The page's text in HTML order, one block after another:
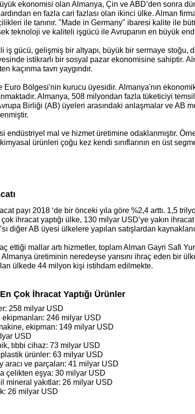
ekonomisi olan Almanya, Çin ve ABD’den sonra
en fazla cari fazlası olan ikinci ülke. Alman
ile tanınır. "Made in Germany" ibaresi kalite ile
teknoloji ve kaliteli işgücü ile Avrupanın en büyük
iş gücü, gelişmiş bir altyapı, büyük bir sermaye stoğu,
istikrarlı bir sosyal pazar ekonomisine sahiptir.
kaçınma tavrı yaygındır.
Euro Bölgesi'nin kurucu üyesidir. Almanya'nın
Almanya, 508 milyondan fazla tüketiciyi
Birliği (AB) üyeleri arasındaki anlaşmalar ve AB
endüstriyel mal ve hizmet üretimine odaklanmıştır.
ürünleri çoğu kez kendi sınıflarının en üst
payı 2018 ‘de bir önceki yıla göre %2,4 arttı. 1,5
çok ihracat yaptığı ülke, 130 milyar USD’ye yakın
diğer AB üyesi ülkelere yapılan satışlardan
ettiği mallar artı hizmetler, toplam Alman Gayri Safi
Almanya üretiminin neredeyse yarısını ihraç eden bir
ülkede 44 milyon kişi istihdam edilmekte.
Çok İhracat Yaptığı Ürünler
258 milyar USD
ekipmanları: 246 milyar USD
ekipman: 149 milyar USD
USD
tıbbi cihaz: 73 milyar USD
ürünler: 63 milyar USD
aracı ve parçaları: 41 milyar USD
çelikten eşya: 30 milyar USD
mineral yakıtlar: 26 milyar USD
26 milyar USD